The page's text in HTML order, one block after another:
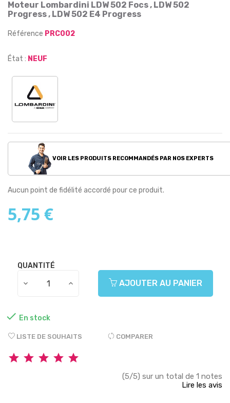
Moteur Lombardini LDW 502 Focs , LDW 502
Progress , LDW 502 E4 Progress
Référence PRC002
État : NEUF
VOIR LES PRODUITS RECOMMANDÉS PAR NOS EXPERTS
Aucun point de fidélité accordé pour ce produit.
5,75 €
QUANTITÉ
AJOUTER AU PANIER
 En stock
LISTE DE SOUHAITS COMPARER
(5/5) sur un total de 1 notes
Lire les avis